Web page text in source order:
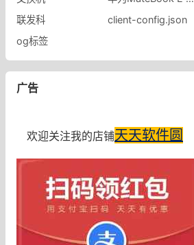
联发科
client-config.json
og标签
广告
欢迎关注我的店铺天天软件圆